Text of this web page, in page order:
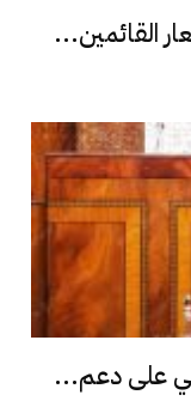
القائمين...